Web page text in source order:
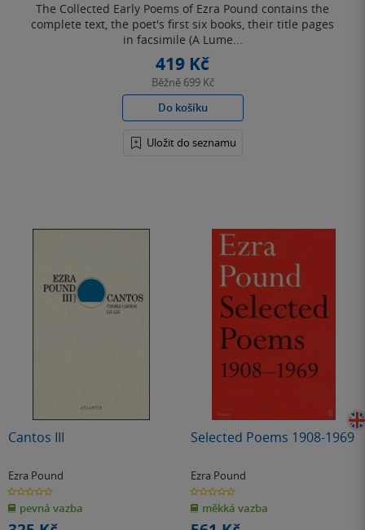
The Collected Early Poems of Ezra Pound contains the
complete text, the poet's first six books, their title pages
in facsimile (A Lume...
419 Kč
Běžně 699 Kč
Do košíku
Uložit do seznamu
Cantos III
Ezra Pound
0.0
z
5
hvězdiček
pevná vazba
Selected Poems 1908-1969
Ezra Pound
0.0
z
5
hvězdiček
měkká vazba